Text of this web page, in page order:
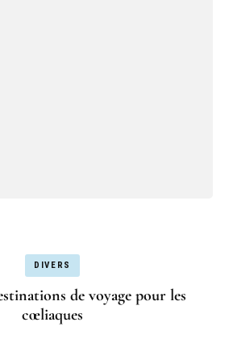
DIVERS
de voyage pour les
cœliaques